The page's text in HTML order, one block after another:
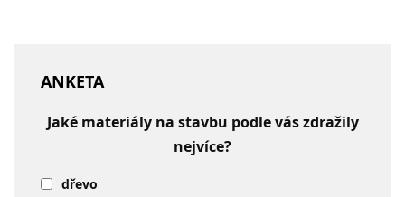
ANKETA
Jaké materiály na stavbu podle vás zdražily
nejvíce?
dřevo